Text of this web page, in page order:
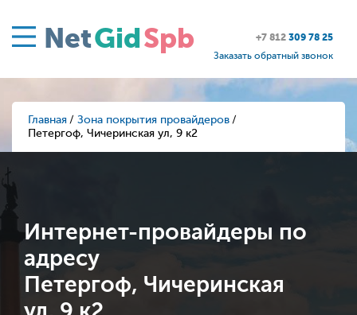
NetGidSpb +7 812 309 78 25
Заказать обратный звонок
Главная
Зона покрытия провайдеров
Петергоф, Чичеринская ул, 9 к2
Интернет-провайдеры по
адресу
Петергоф, Чичеринская